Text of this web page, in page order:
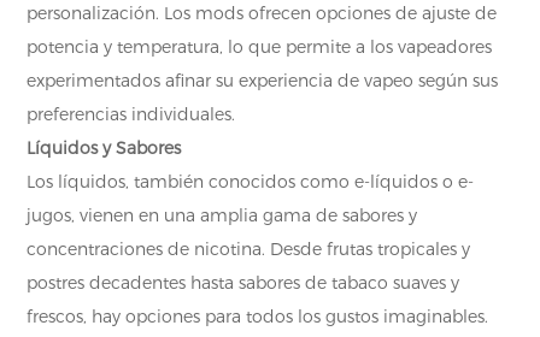
personalización. Los mods ofrecen opciones de ajuste de
potencia y temperatura, lo que permite a los vapeadores
experimentados afinar su experiencia de vapeo según sus
preferencias individuales.
Líquidos y Sabores
Los líquidos, también conocidos como e-líquidos o e-
jugos, vienen en una amplia gama de sabores y
concentraciones de nicotina. Desde frutas tropicales y
postres decadentes hasta sabores de tabaco suaves y
frescos, hay opciones para todos los gustos imaginables.